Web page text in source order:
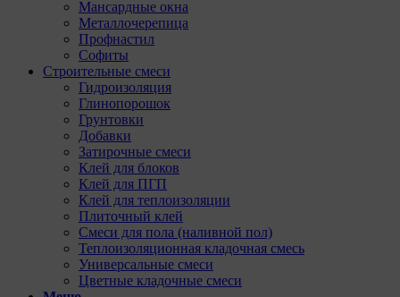
Мансардные окна
Металлочерепица
Профнастил
Софиты
Строительные смеси
Гидроизоляция
Глинопорошок
Грунтовки
Добавки
Затирочные смеси
Клей для блоков
Клей для ПГП
Клей для теплоизоляции
Плиточный клей
Смеси для пола (наливной пол)
Теплоизоляционная кладочная смесь
Универсальные смеси
Цветные кладочные смеси